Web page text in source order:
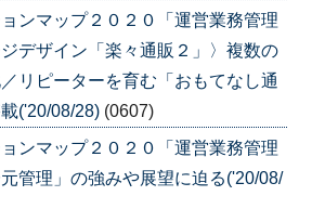
ョンマップ２０２０「運営業務管理
デザイン「楽々通販２」〉複数の
リピーターを育む「おもてなし通
('20/08/28) (0607)
ョンマップ２０２０「運営業務管理
管理」の強みや展望に迫る('20/08/